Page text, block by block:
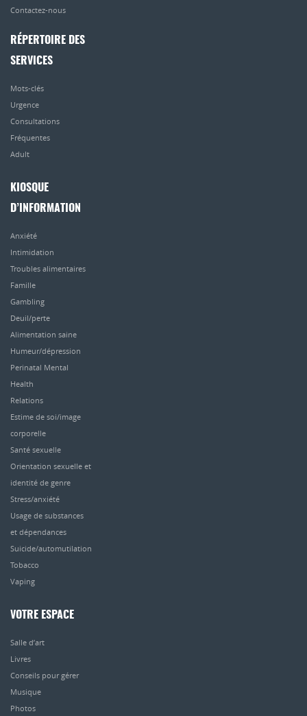
Contactez-nous
RÉPERTOIRE DES
SERVICES
Mots-clés
Urgence
Consultations
Fréquentes
Adult
KIOSQUE
D’INFORMATION
Anxiété
Intimidation
Troubles alimentaires
Famille
Gambling
Deuil/perte
Alimentation saine
Humeur/dépression
Perinatal Mental
Health
Relations
Estime de soi/image
corporelle
Santé sexuelle
Orientation sexuelle et
identité de genre
Stress/anxiété
Usage de substances
et dépendances
Suicide/automutilation
Tobacco
Vaping
VOTRE ESPACE
Salle d’art
Livres
Conseils pour gérer
Musique
Photos